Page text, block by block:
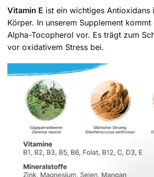
Vitamin E ist ein wichtiges Antioxidans
Körper. In unserem Supplement
Alpha-Tocopherol vor. Es trägt zum
vor oxidativem Stress bei.